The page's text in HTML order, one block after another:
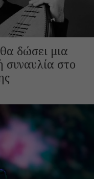
δώσει μια
συναυλία στο